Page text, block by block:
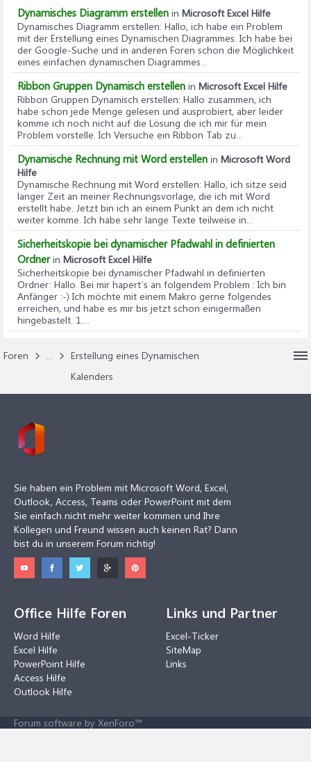
Dynamisches Diagramm erstellen in Microsoft Excel Hilfe
Dynamisches Diagramm erstellen: Hallo, ich habe ein Problem
mit der Erstellung eines Dynamischen Diagrammes. Ich habe bei
der Google-Suche und in anderen Foren schon die Möglichkeit
eines einfachen dynamischen Diagrammes...
Ribbon Gruppen Dynamisch erstellen in Microsoft Excel Hilfe
Ribbon Gruppen Dynamisch erstellen: Hallo zusammen, ich
habe schon jede Menge gelesen und ausprobiert, aber leider
komme ich noch nicht auf die Lösung die ich mir für mein
Problem vorstelle. Ich Versuche ein Ribbon Tab zu...
Dynamische Rechnung mit Word erstellen in Microsoft Word
Hilfe
Dynamische Rechnung mit Word erstellen: Hallo, ich sitze seid
langer Zeit an meiner Rechnungsvorlage, die ich mit Word
erstellt habe. Jetzt bin ich an einem Punkt an dem ich nicht
weiter komme. Ich habe sehr lange Texte teilweise in...
Sicherheitskopie bei dynamischer Pfadwahl in definierten
Ordnerin Microsoft Excel Hilfe
Sicherheitskopie bei dynamischer Pfadwahl in definierten
Ordner: Hallo. Bei mir hapert´s an folgendem Problem : Ich bin
Anfänger :-) Ich möchte mit einem Makro gerne folgendes
erreichen, und habe es mir bis jetzt schon einigermaßen
hingebastelt. 1....
Foren ...
Erstellung eines Dynamischen
Kalenders
Sie haben ein Problem mit Microsoft Word, Excel,
Outlook, Access, Teams oder PowerPoint mit dem
Sie einfach nicht mehr weiter kommen und Ihre
Kollegen und Freund wissen auch keinen Rat? Dann
bist du in unserem Forum richtig!
Office Hilfe Foren
Word Hilfe
Excel Hilfe
PowerPoint Hilfe
Access Hilfe
Outlook Hilfe
Links und Partner
Excel-Ticker
SiteMap
Links
Forum software by XenForo™